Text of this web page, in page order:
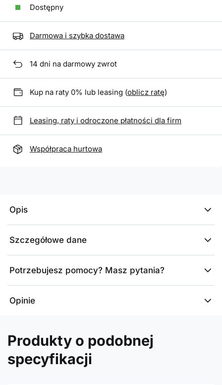
Dostępny
Darmowa i szybka dostawa
14 dni na darmowy zwrot
Kup na raty 0% lub leasing (oblicz ratę)
Leasing, raty i odroczone płatności dla firm
Współpraca hurtowa
Opis
Szczegółowe dane
Potrzebujesz pomocy? Masz pytania?
Opinie
Produkty o podobnej
specyfikacji